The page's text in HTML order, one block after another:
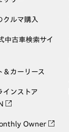
クルマ購入
中古車検索サイ
＆カーリース
インストア
Owner